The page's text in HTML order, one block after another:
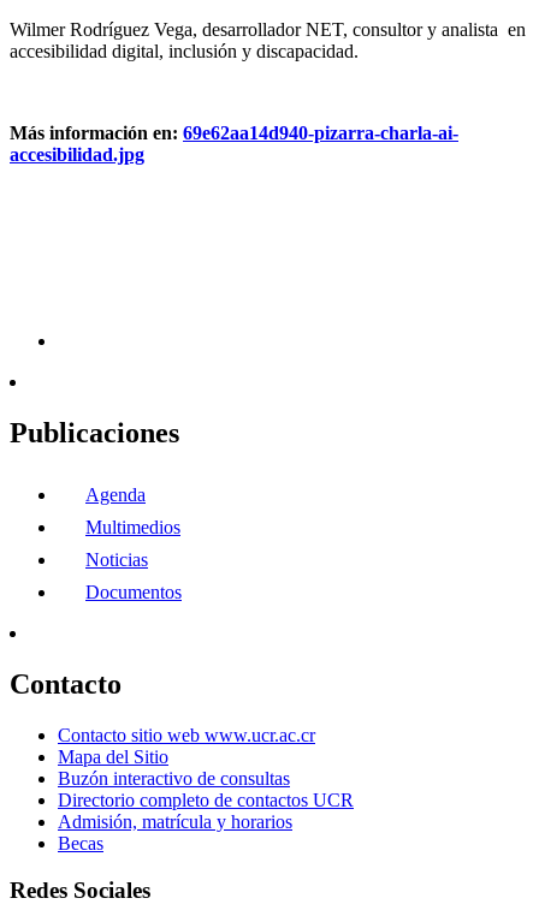
Wilmer Rodríguez Vega, desarrollador NET, consultor y analista en
accesibilidad digital, inclusión y discapacidad.
Más información en: 69e62aa14d940-pizarra-charla-ai-
accesibilidad.jpg
Publicaciones
Agenda
Multimedios
Noticias
Documentos
Contacto
Contacto sitio web www.ucr.ac.cr
Mapa del Sitio
Buzón interactivo de consultas
Directorio completo de contactos UCR
Admisión, matrícula y horarios
Becas
Redes Sociales